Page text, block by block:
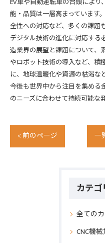
EV車や自動運転車の台頭によ
能・品質は一層高まっています
全性への対応など、多くの課題
デジタル技術の進化に対応す
造業界の展望と課題について、
やロボット技術の導入など、積
に、地球温暖化や資源の枯渇な
今後も世界中から注目を集める
のニーズに合わせて持続可能な
< 前のページ 一
カテゴ
全ての
CNC機